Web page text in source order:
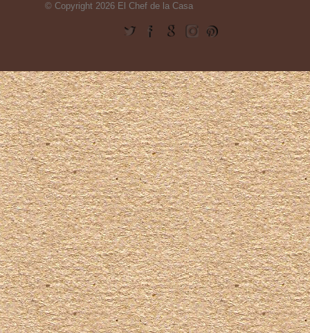
© Copyright 2026 El Chef de la Casa